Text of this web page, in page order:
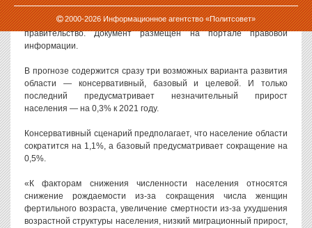
2000-2026Информационное агентство «Политсовет»
Такой сценарий излагается в прогнозе социально-экономического
развития на 2019-2021 годы, которое утвердило областное
правительство. Документ размещен на портале правовой
информации.
В прогнозе содержится сразу три возможных варианта развития
области — консервативный, базовый и целевой. И только
последний предусматривает незначительный прирост
населения — на 0,3% к 2021 году.
Консервативный сценарий предполагает, что население области
сократится на 1,1%, а базовый предусматривает сокращение на
0,5%.
«К факторам снижения численности населения относятся
снижение рождаемости из-за сокращения числа женщин
фертильного возраста, увеличение смертности из-за ухудшения
возрастной структуры населения, низкий миграционный прирост,